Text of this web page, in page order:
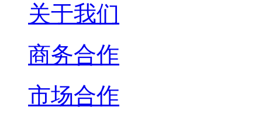
关于我们
商务合作
市场合作